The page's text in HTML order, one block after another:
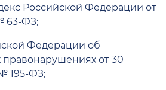
Российской Федерации от
63-ФЗ;
Федерации об
от 30
195-ФЗ;